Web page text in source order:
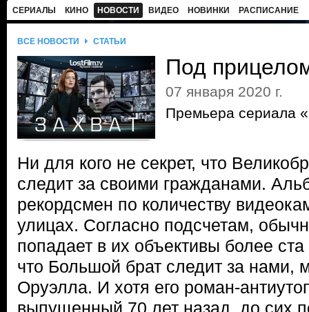
СЕРИАЛЫ КИНО НОВОСТИ ВИДЕО НОВИНКИ РАСПИСАНИЕ
ВСЕ НОВОСТИ СТАТЬИ
Под
07 января 2020 г.
Премьера сериала
Ни для кого не секрет, что
следит за своими гражданами.
рекордсмен по количеству
улицах. Согласно подсчетам,
попадает в их объективы более
что Большой брат следит за нами,
Оруэлла. И хотя его роман-
выпущенный 70 лет назад, до сих